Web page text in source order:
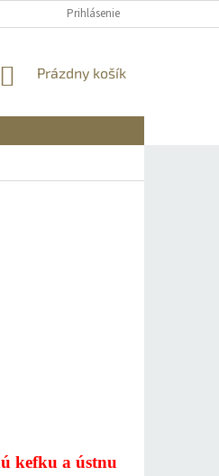
REKLAMÁCIA A VRÁTENIE
Prihlásenie
NÁKUPNÝ
Prázdny košík
kefku a ústnu